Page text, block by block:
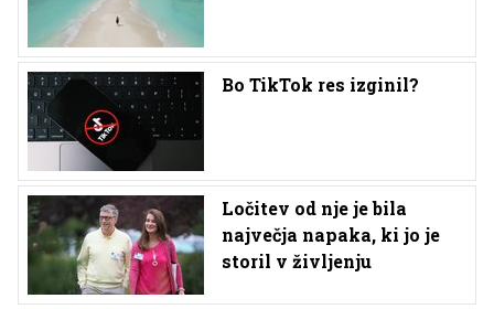
Bo TikTok res izginil?
Ločitev od nje je bila
največja napaka, ki jo je
storil v življenju